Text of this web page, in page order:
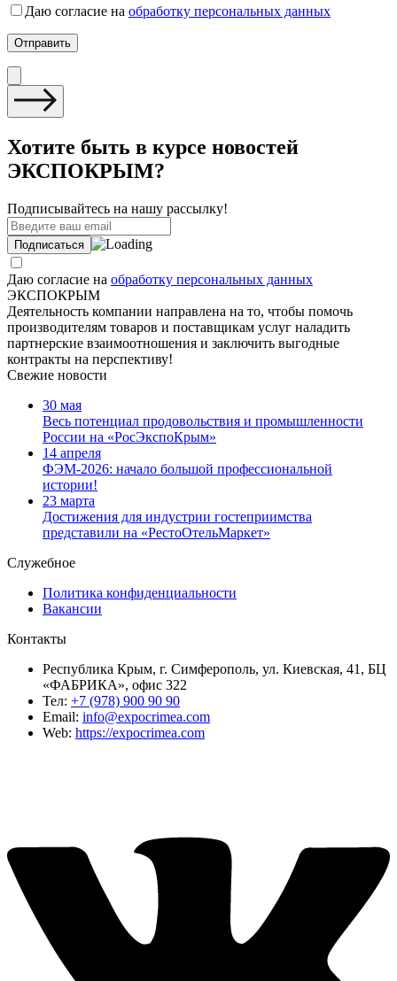
Даю согласие на обработку персональных данных
Хотите быть в курсе новостей
ЭКСПОКРЫМ?
Подписывайтесь на нашу рассылку!
Даю согласие на обработку персональных данных
ЭКСПОКРЫМ
Деятельность компании направлена на то, чтобы помочь
производителям товаров и поставщикам услуг наладить
партнерские взаимоотношения и заключить выгодные
контракты на перспективу!
Свежие новости
30 мая
Весь потенциал продовольствия и промышленности
России на «РосЭкспоКрым»
14 апреля
ФЭМ-2026: начало большой профессиональной
истории!
23 марта
Достижения для индустрии гостеприимства
представили на «РестоОтельМаркет»
Служебное
Политика конфиденциальности
Вакансии
Контакты
Республика Крым, г. Симферополь, ул. Киевская, 41, БЦ
«ФАБРИКА», офис 322
Тел: +7 (978) 900 90 90
Email: info@expocrimea.com
Web: https://expocrimea.com